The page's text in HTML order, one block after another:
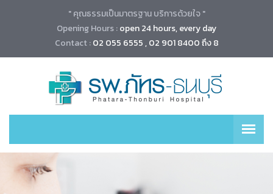
" คุณธรรมเป็นมาตรฐาน บริการด้วยใจ "
Opening Hours :open 24 hours, every day
Contact :02 055 6555 , 02 901 8400 ถึง 8